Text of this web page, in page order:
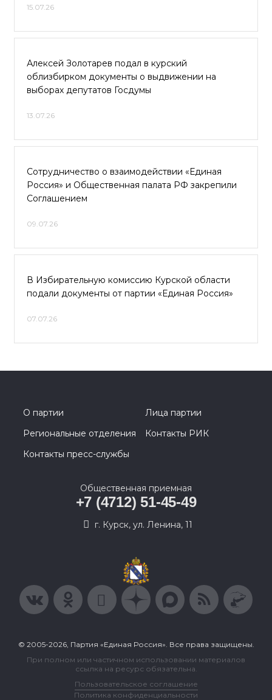
15.07.26
Алексей Золотарев подал в курский
облизбирком документы о выдвижении на
выборах депутатов Госдумы
13.07.26
Сотрудничество о взаимодействии «Единая
Россия» и Общественная палата РФ закрепили
Соглашением
09.07.26
В Избирательную комиссию Курской области
подали документы от партии «Единая Россия»
07.07.26
О партии
Лица партии
Региональные отделения
Контакты РИК
Контакты пресс-службы
Общественная приемная
+7 (4712) 51-45-49
г. Курск, ул. Ленина, 11
© 2005-2026, Партия «Единая Россия». Все права защищены.
При полном или частичном использовании материалов
ссылка на ресурс обязательна.
Пользовательское соглашение
Политика конфиденциальности